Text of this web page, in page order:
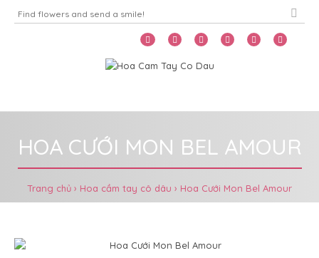
HOA CƯỚI MON BEL AMOUR
Trang chủ Hoa cầm tay cô dâu Hoa Cưới Mon Bel Amour